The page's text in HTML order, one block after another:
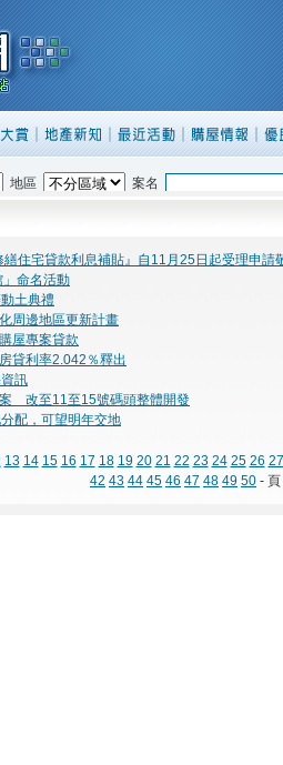
地區
案名
住宅貸款利息補貼』自11月25日起受理申請
」命名活動
土典禮
周邊地區更新計畫
屋專案貸款
貸利率2.042％釋出
訊
改至11至15號碼頭整體開發
配，可望明年交地
13 14 15 16 17 18 19 20 21 22 23 24 25 26 27
42 43 44 45 46 47 48 49 50 - 頁